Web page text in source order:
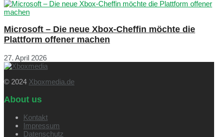
Microsoft – Die neue Xbox-Cheffin möchte die
Plattform offener machen
27. April 2026
© 2024 Xboxmedia.de
About us
Kontakt
Impressum
Datenschutz